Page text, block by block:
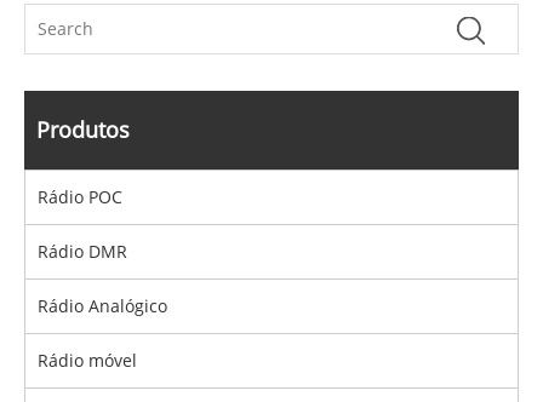
Produtos
Rádio POC
Rádio DMR
Rádio Analógico
Rádio móvel